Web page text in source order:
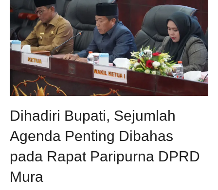
Dihadiri Bupati, Sejumlah
Agenda Penting Dibahas
pada Rapat Paripurna DPRD
Mura